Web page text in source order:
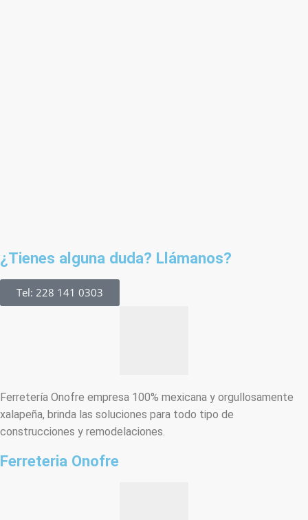
¿Tienes alguna duda? Llámanos?
Tel: 228 141 0303
Ferretería Onofre empresa 100% mexicana y orgullosamente
xalapeña, brinda las soluciones para todo tipo de
construcciones y remodelaciones.
Ferreteria Onofre